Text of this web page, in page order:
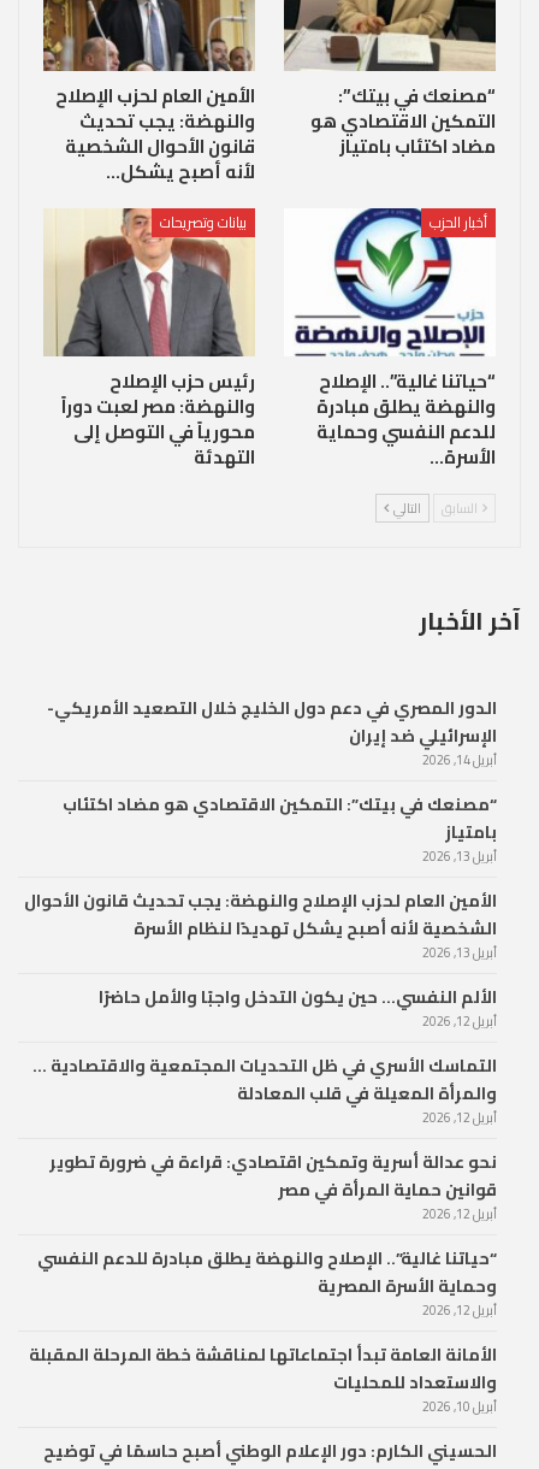
“مصنعك في بيتك”:
التمكين الاقتصادي هو
مضاد اكتئاب بامتياز
الأمين العام لحزب الإصلاح
والنهضة: يجب تحديث
قانون الأحوال الشخصية
لأنه أصبح يشكل…
أخبار الحزب
“حياتنا غالية”.. الإصلاح
والنهضة يطلق مبادرة
للدعم النفسي وحماية
الأسرة…
بيانات وتصريحات
رئيس حزب الإصلاح
والنهضة: مصر لعبت دوراً
محورياً في التوصل إلى
التهدئة
السابق التالي
آخر الأخبار
الدور المصري في دعم دول الخليج خلال التصعيد الأمريكي-
الإسرائيلي ضد إيران
أبريل 14, 2026
“مصنعك في بيتك”: التمكين الاقتصادي هو مضاد اكتئاب
بامتياز
أبريل 13, 2026
الأمين العام لحزب الإصلاح والنهضة: يجب تحديث قانون الأحوال
الشخصية لأنه أصبح يشكل تهديدًا لنظام الأسرة
أبريل 13, 2026
الألم النفسي… حين يكون التدخل واجبًا والأمل حاضرًا
أبريل 12, 2026
التماسك الأسري في ظل التحديات المجتمعية والاقتصادية …
والمرأة المعيلة في قلب المعادلة
أبريل 12, 2026
نحو عدالة أسرية وتمكين اقتصادي: قراءة في ضرورة تطوير
قوانين حماية المرأة في مصر
أبريل 12, 2026
“حياتنا غالية”.. الإصلاح والنهضة يطلق مبادرة للدعم النفسي
وحماية الأسرة المصرية
أبريل 12, 2026
الأمانة العامة تبدأ اجتماعاتها لمناقشة خطة المرحلة المقبلة
والاستعداد للمحليات
أبريل 10, 2026
الحسيني الكارم: دور الإعلام الوطني أصبح حاسمًا في توضيح